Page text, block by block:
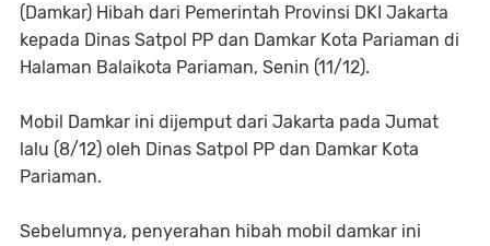
(Damkar) Hibah dari Pemerintah Provinsi DKI Jakarta
kepada Dinas Satpol PP dan Damkar Kota Pariaman di
Halaman Balaikota Pariaman, Senin (11/12).
Mobil Damkar ini dijemput dari Jakarta pada Jumat
lalu (8/12) oleh Dinas Satpol PP dan Damkar Kota
Pariaman.
Sebelumnya, penyerahan hibah mobil damkar ini